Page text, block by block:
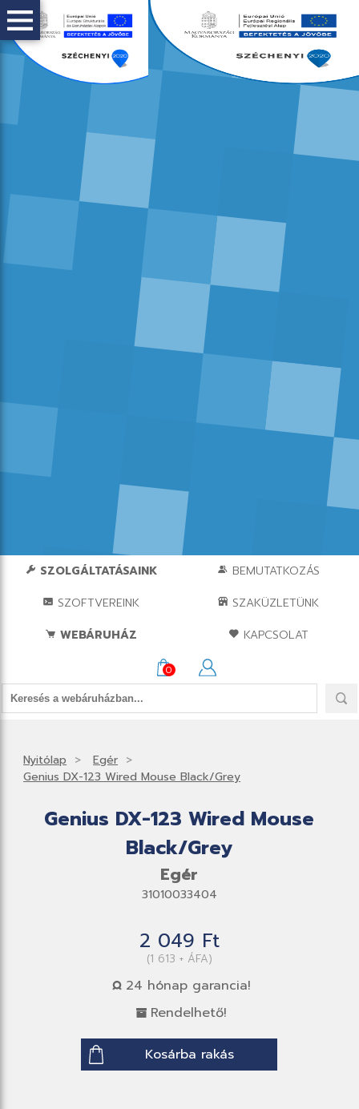
SZOLGÁLTATÁSAINK
BEMUTATKOZÁS
SZOFTVEREINK
SZAKÜZLETÜNK
WEBÁRUHÁZ
KAPCSOLAT
0
Nyitólap
Egér
Genius DX-123 Wired Mouse Black/Grey
Genius DX-123 Wired Mouse
Black/Grey
Egér
31010033404
2 049 Ft
(1 613 + ÁFA)
24 hónap garancia!
Rendelhető!
Kosárba rakás